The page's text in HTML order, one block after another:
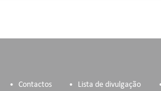
Contactos Lista de divulgação